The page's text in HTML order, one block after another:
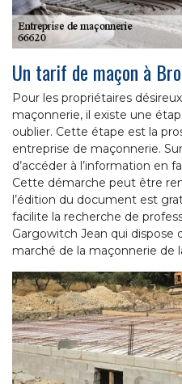
Un tarif de maçon à
Pour les propriétaires
maçonnerie, il existe une
oublier. Cette étape est la
entreprise de maçonnerie.
d’accéder à l’information en
Cette démarche peut être
l’édition du document est
facilite la recherche de
Gargowitch Jean qui dispose
marché de la maçonnerie de